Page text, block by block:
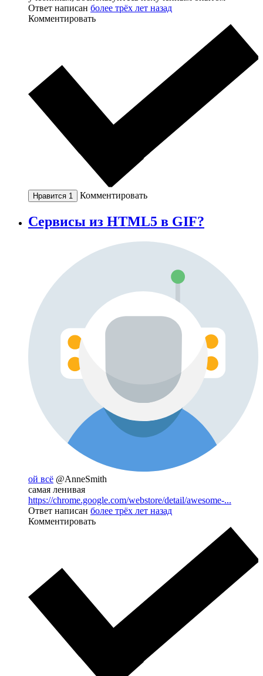
Ответ написан более трёх лет назад
Комментировать
Нравится 1 Комментировать
Сервисы из HTML5 в GIF?
ой всё @AnneSmith
самая ленивая
https://chrome.google.com/webstore/detail/awesome-...
Ответ написан более трёх лет назад
Комментировать